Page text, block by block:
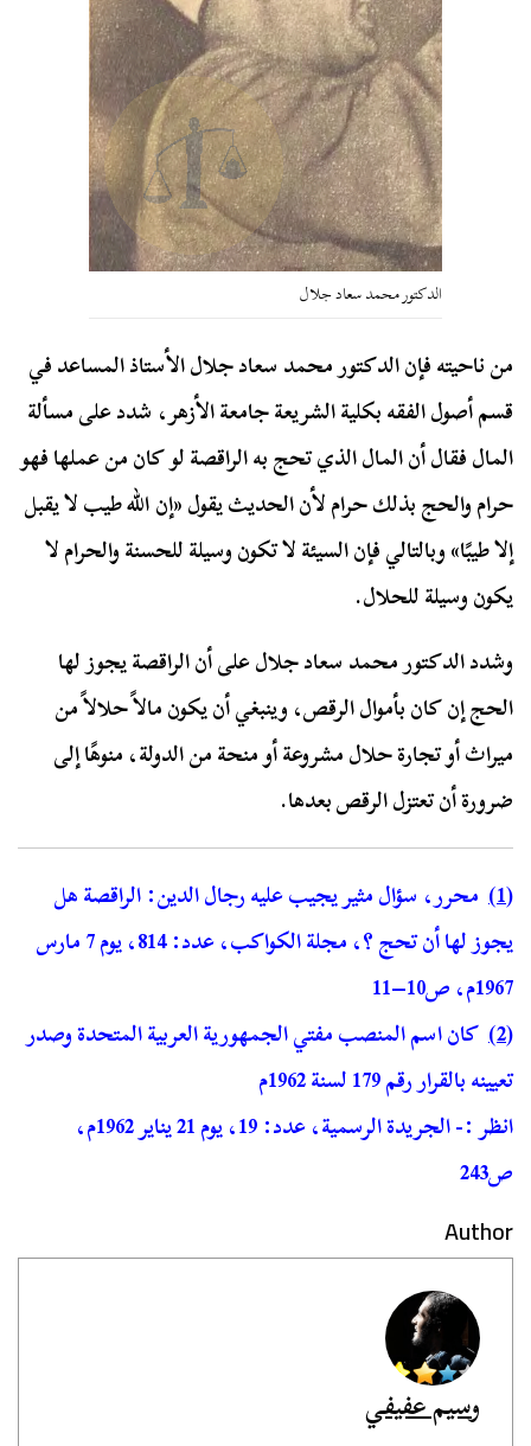
الدكتور محمد سعاد جلال
من ناحيته فإن الدكتور محمد سعاد جلال الأستاذ المساعد في
قسم أصول الفقه بكلية الشريعة جامعة الأزهر، شدد على مسألة
المال فقال أن المال الذي تحج به الراقصة لو كان من عملها فهو
حرام والحج بذلك حرام لأن الحديث يقول «إن الله طيب لا يقبل
إلا طيبًا» وبالتالي فإن السيئة لا تكون وسيلة للحسنة والحرام لا
يكون وسيلة للحلال.
وشدد الدكتور محمد سعاد جلال على أن الراقصة يجوز لها
الحج إن كان بأموال الرقص، وينبغي أن يكون مالاً حلالاً من
ميراث أو تجارة حلال مشروعة أو منحة من الدولة، منوهًا إلى
ضرورة أن تعتزل الرقص بعدها.
(1)
محرر، سؤال مثير يجيب عليه رجال الدين: الراقصة هل
يجوز لها أن تحج ؟، مجلة الكواكب، عدد: 814، يوم 7 مارس
1967م، ص10–11
(2)
كان اسم المنصب مفتي الجمهورية العربية المتحدة وصدر
تعيينه بالقرار رقم 179 لسنة 1962م
انظر :- الجريدة الرسمية، عدد: 19، يوم 21 يناير 1962م،
ص243
Author
وسيم عفيفي